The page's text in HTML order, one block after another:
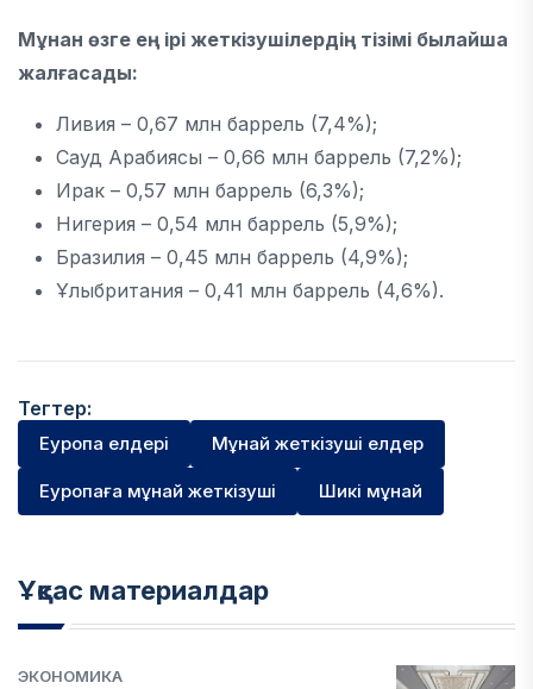
Мұнан өзге ең ірі жеткізушілердің тізімі былайша
жалғасады:
Ливия – 0,67 млн баррель (7,4%);
Сауд Арабиясы – 0,66 млн баррель (7,2%);
Ирак – 0,57 млн баррель (6,3%);
Нигерия – 0,54 млн баррель (5,9%);
Бразилия – 0,45 млн баррель (4,9%);
Ұлыбритания – 0,41 млн баррель (4,6%).
Тегтер:
Еуропа елдері Мұнай жеткізуші елдер
Еуропаға мұнай жеткізуші Шикі мұнай
Ұқсас материалдар
ЭКОНОМИКА